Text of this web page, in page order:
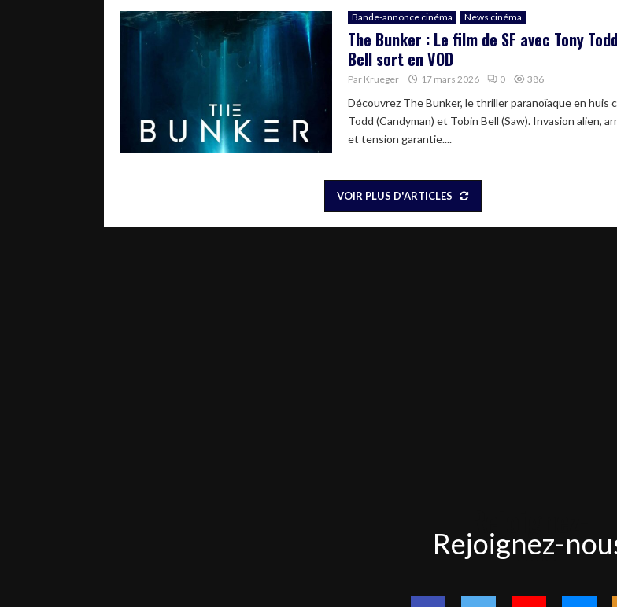
Bande-annonce cinéma News cinéma
The Bunker : Le film de SF avec Tony
Bell sort en VOD
Par Krueger 17 mars 2026 0 386
Découvrez The Bunker, le thriller paranoïaque en huis
Todd (Candyman) et Tobin Bell (Saw). Invasion alien,
et tension garantie....
VOIR PLUS D'ARTICLES
nous
Rejoignez-